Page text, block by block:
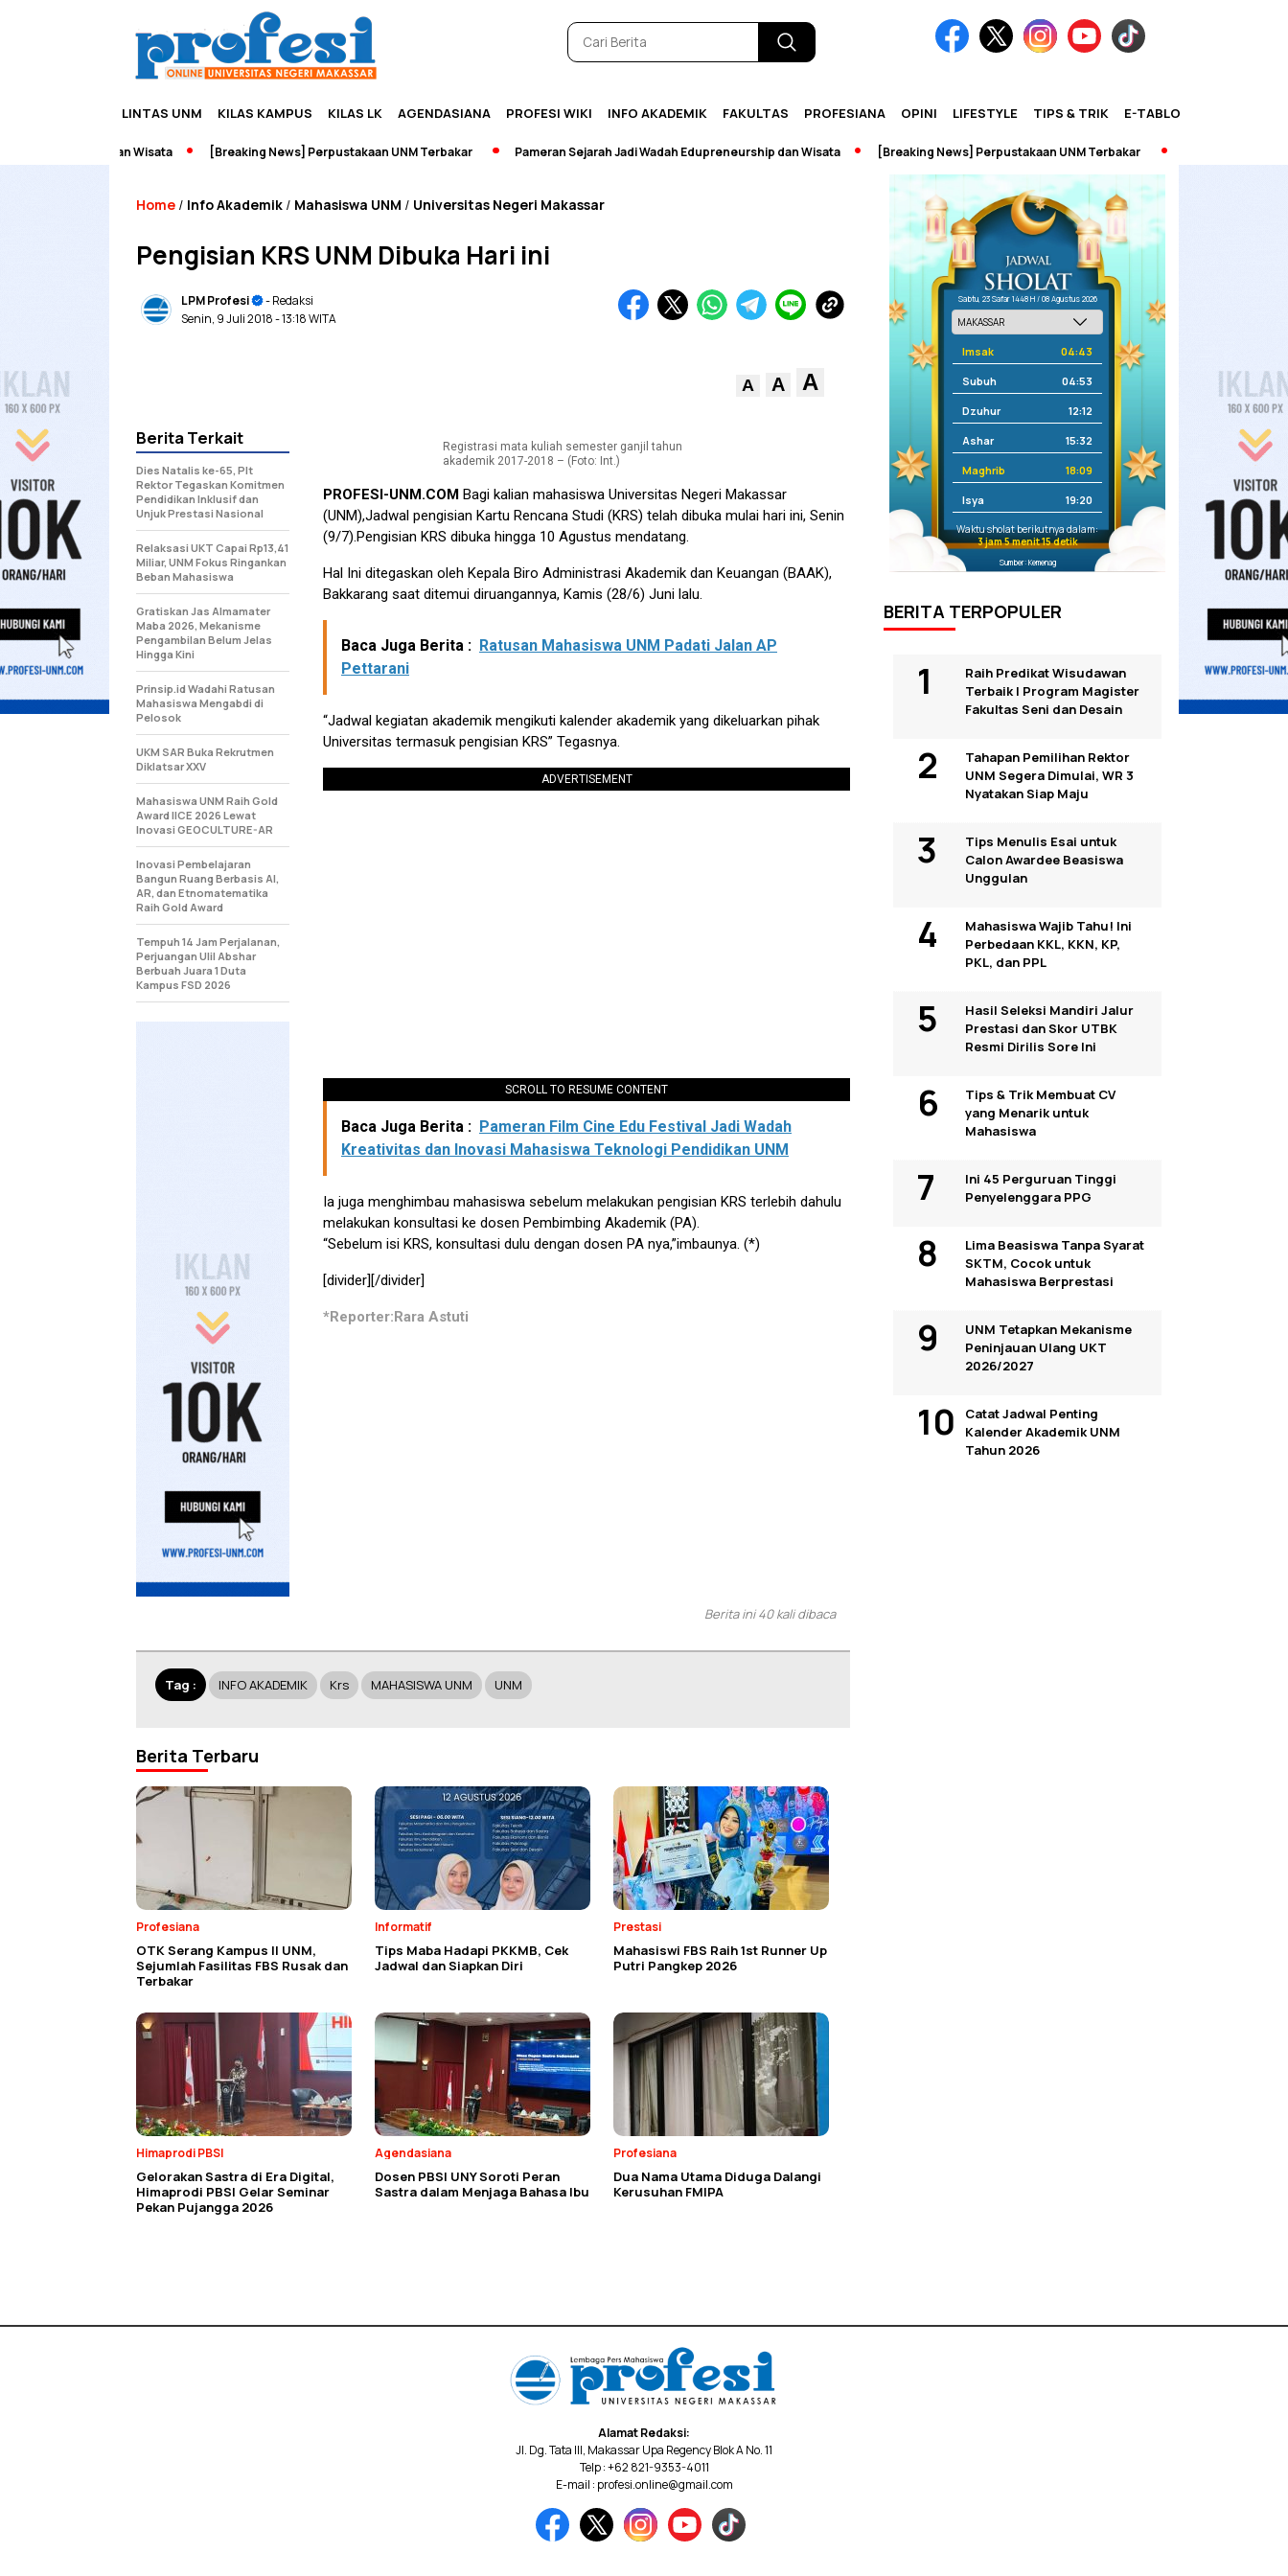
LINTAS UNM KILAS KAMPUS KILAS LK AGENDASIANA PROFESI WIKI INFO AKADEMIK FAKULTAS PROFESIANA OPINI LIFESTYLE TIPS & TRIK E-TABLOID
dan Wisata [Breaking News] Perpustakaan UNM Terbakar Pameran Sejarah Jadi Wadah Edupreneurship dan Wisata [Breaking News] Perpustakaan UNM Terbakar
Home / Info Akademik / Mahasiswa UNM / Universitas Negeri Makassar
Pengisian KRS UNM Dibuka Hari ini
LPM Profesi
- Redaksi
Senin, 9 Juli 2018- 13:18 WITA
A A A
Registrasi mata kuliah semester ganjil tahun
akademik 2017-2018 – (Foto: Int.)
PROFESI-UNM.COM Bagi kalian mahasiswa Universitas Negeri Makassar
(UNM),Jadwal pengisian Kartu Rencana Studi (KRS) telah dibuka mulai hari ini, Senin
(9/7).Pengisian KRS dibuka hingga 10 Agustus mendatang.
Hal Ini ditegaskan oleh Kepala Biro Administrasi Akademik dan Keuangan (BAAK),
Bakkarang saat ditemui diruangannya, Kamis (28/6) Juni lalu.
Baca Juga Berita : Ratusan Mahasiswa UNM Padati Jalan AP
Pettarani
“Jadwal kegiatan akademik mengikuti kalender akademik yang dikeluarkan pihak
Universitas termasuk pengisian KRS” Tegasnya.
ADVERTISEMENT
SCROLL TO RESUME CONTENT
Baca Juga Berita : Pameran Film Cine Edu Festival Jadi Wadah
Kreativitas dan Inovasi Mahasiswa Teknologi Pendidikan UNM
Ia juga menghimbau mahasiswa sebelum melakukan pengisian KRS terlebih dahulu
melakukan konsultasi ke dosen Pembimbing Akademik (PA).
“Sebelum isi KRS, konsultasi dulu dengan dosen PA nya,”imbaunya. (*)
[divider][/divider]
*Reporter:Rara Astuti
Berita Terkait
Dies Natalis ke-65, Plt
Rektor Tegaskan Komitmen
Pendidikan Inklusif dan
Unjuk Prestasi Nasional
Relaksasi UKT Capai Rp13,41
Miliar, UNM Fokus Ringankan
Beban Mahasiswa
Gratiskan Jas Almamater
Maba 2026, Mekanisme
Pengambilan Belum Jelas
Hingga Kini
Prinsip.id Wadahi Ratusan
Mahasiswa Mengabdi di
Pelosok
UKM SAR Buka Rekrutmen
Diklatsar XXV
Mahasiswa UNM Raih Gold
Award IICE 2026 Lewat
Inovasi GEOCULTURE-AR
Inovasi Pembelajaran
Bangun Ruang Berbasis AI,
AR, dan Etnomatematika
Raih Gold Award
Tempuh 14 Jam Perjalanan,
Perjuangan Ulil Abshar
Berbuah Juara 1 Duta
Kampus FSD 2026
Berita ini 40 kali dibaca
Tag : INFO AKADEMIK Krs MAHASISWA UNM UNM
Berita Terbaru
Profesiana
OTK Serang Kampus II UNM,
Sejumlah Fasilitas FBS Rusak dan
Terbakar
Informatif
Tips Maba Hadapi PKKMB, Cek
Jadwal dan Siapkan Diri
Prestasi
Mahasiswi FBS Raih 1st Runner Up
Putri Pangkep 2026
Himaprodi PBSI
Gelorakan Sastra di Era Digital,
Himaprodi PBSI Gelar Seminar
Pekan Pujangga 2026
Agendasiana
Dosen PBSI UNY Soroti Peran
Sastra dalam Menjaga Bahasa Ibu
Profesiana
Dua Nama Utama Diduga Dalangi
Kerusuhan FMIPA
Sabtu, 23 Safar 1448 H / 08 Agustus 2026
Imsak 04:43
Subuh 04:53
Dzuhur 12:12
Ashar 15:32
Maghrib 18:09
Isya 19:20
Waktu sholat berikutnya dalam:
3 jam 5 menit 14 detik
Sumber: Kemenag
BERITA TERPOPULER
Raih Predikat Wisudawan
Terbaik I Program Magister
Fakultas Seni dan Desain
Tahapan Pemilihan Rektor
UNM Segera Dimulai, WR 3
Nyatakan Siap Maju
Tips Menulis Esai untuk
Calon Awardee Beasiswa
Unggulan
Mahasiswa Wajib Tahu! Ini
Perbedaan KKL, KKN, KP,
PKL, dan PPL
Hasil Seleksi Mandiri Jalur
Prestasi dan Skor UTBK
Resmi Dirilis Sore Ini
Tips & Trik Membuat CV
yang Menarik untuk
Mahasiswa
Ini 45 Perguruan Tinggi
Penyelenggara PPG
Lima Beasiswa Tanpa Syarat
SKTM, Cocok untuk
Mahasiswa Berprestasi
UNM Tetapkan Mekanisme
Peninjauan Ulang UKT
2026/2027
Catat Jadwal Penting
Kalender Akademik UNM
Tahun 2026
Alamat Redaksi:
Jl. Dg. Tata III, Makassar Upa Regency Blok A No. 11
Telp : +62 821-9353-4011
E-mail : profesi.online@gmail.com